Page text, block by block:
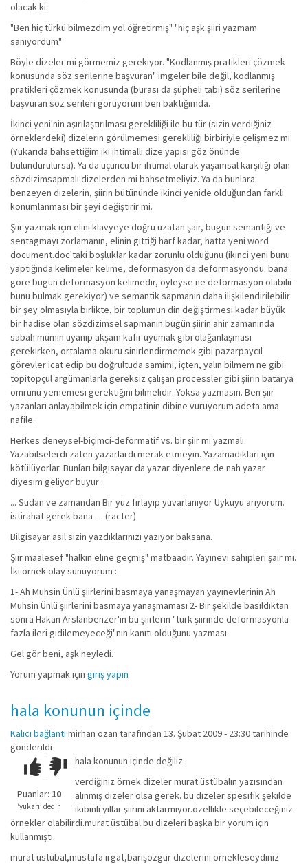
olacak ki.
"Ben hiç türkü bilmezdim yol öğretirmiş" "hiç aşk şiiri yazmam
sanıyordum"
Böyle dizeler mi görmemiz gerekiyor. "Kodlanmış pratikleri çözmek
konusunda söz serilerine başvuran" imgeler bile değil, kodlanmış
pratikleri çözmek konusunda (burası da şüpheli tabi) söz serilerine
başvuran söz serileri görüyorum ben baktığımda.
İkinci yeni'nin aşırılaştırılması gerekliliği ile bu tür (sizin verdiğiniz
örneklerdeki) dizelerin görülmemesi gerekliliği birbiriyle çelişmez mi.
(Yukarıda bahsettiğim iki ihtimalli dize yapısı göz önünde
bulundurulursa). Ya da üçüncü bir ihtimal olarak yaşamsal karşılığı olan
sözdizimsapmalı dizelerden mi bahsetmeliyiz. Ya da bunlara
benzeyen dizelerin, şiirin bütününde ikinci yenide olduğundan farklı
konumlanması bir şeyi değiştirir mi.
Şiir yazmak için elini klavyeye doğru uzatan şair, bugün semantiği ve
sentagmayı zorlamanın, elinin gittiği harf kadar, hatta yeni word
document.doc'taki boşluklar kadar zorunlu olduğunu (ikinci yeni bunu
yaptığında kelimeler kelime, deformasyon da deformasyondu. bana
göre bugün deformasyon kelimedir, öyleyse ne deformasyon olabilir
bunu bulmak gerekiyor) ve semantik sapmanın daha ilişkilendirilebilir
bir şey olmasıyla birlikte, bir toplumun din değiştirmesi kadar büyük
bir hadise olan sözdizimsel sapmanın bugün şiirin ahir zamanında
sabah mümin uyanıp akşam kafir uyumak gibi olağanlaşması
gerekirken, ortalama okuru sinirlendirmemek gibi pazarpaycıl
görevler icat edip bu doğrultuda samimi, içten, yalın bilmem ne gibi
topitopçul argümanlarla gereksiz çalışan processler gibi şiirin batarya
ömrünü yememesi gerektiğini bilmelidir. Yoksa yazmasın. Ben şiir
yazanları anlayabilmek için empatinin dibine vuruyorum adeta ama
nafile.
Herkes deneysel-biçimci-deformatif vs. bir şiir mi yazmalı.
Yazabilselerdi zaten yazarlardı merak etmeyin. Yazamadıkları için
kötülüyorlar. Bunları bilgisayar da yazar diyenlere de nah yazar
diyesim geliyor buyur :
... Sudan ve zamandan Bir yüz fırlayıp yuvarlanıyor Uykuyu arıyorum.
istirahat gerek bana .... (racter)
Bilgisayar asıl sizin yazdıklarınızı yazıyor baksana.
Şiir maalesef "halkın eline geçmiş" matbaadır. Yayınevi sahipleri şair mi.
İki örnek olay sunuyorum :
1- Ah Muhsin Ünlü şiirlerini basmaya yanaşmayan yayınevlerinin Ah
Muhsin Ünlü şiirlerini basmaya yanaşmaması 2- Bir şekilde basıldıktan
sonra Hakan Arslanbenzer'in bu şiirlerin "türk şiirinde deformasyonla
fazla ileri gidilemeyeceği"nin kanıtı olduğunu yazması
Gel gör beni, aşk neyledi.
Yorum yapmak için giriş yapın
hala konunun içinde
Kalıcı bağlantı mirhan ozan tarafından 13. Şubat 2009 - 23:30 tarihinde
gönderildi
Çok iyi!O
kadar
iyi
değil!
Puanlar: 10
‘yukarı’ dedin
hala konunun içinde değiliz.
verdiğiniz örnek dizeler murat üstübalın yazısından
alınmış dizeler olsa gerek. bu dizeler spesifik şekilde
ikibinli yıllar şiirini aktarmıyor.özellikle seçebileceğiniz
örnekler olabilirdi.murat üstübal bu dizeleri başka bir yorum için
kullanmıştı.
murat üstübal,mustafa ırgat,barışözgür dizelerini örnekleseydiniz